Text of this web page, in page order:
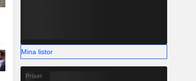
Mina listor
Priser